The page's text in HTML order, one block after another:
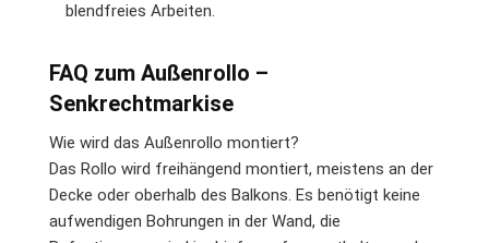
blendfreies Arbeiten.
FAQ zum Außenrollo –
Senkrechtmarkise
Wie wird das Außenrollo montiert?
Das Rollo wird freihängend montiert, meistens an der
Decke oder oberhalb des Balkons. Es benötigt keine
aufwendigen Bohrungen in der Wand, die